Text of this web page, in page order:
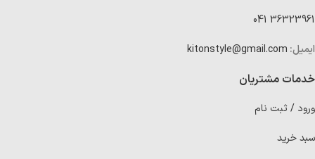
36323961 041
ایمیل: kitonstyle@gmail.com
خدمات مشتریان
ورود / ثبت نام
سبد خرید